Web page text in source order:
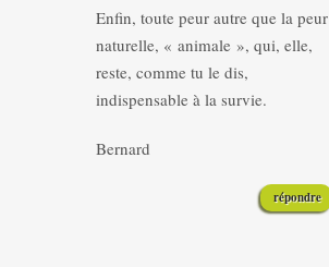
Enfin, toute peur autre que la peur
naturelle, « animale », qui, elle,
reste, comme tu le dis,
indispensable à la survie.
Bernard
répondre